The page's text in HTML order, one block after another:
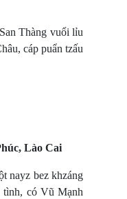
Thàng vuổi lỉu
cáp puẩn tzấu
Lào Cai
nayz bez khzáng
tình, có Vũ Mạnh